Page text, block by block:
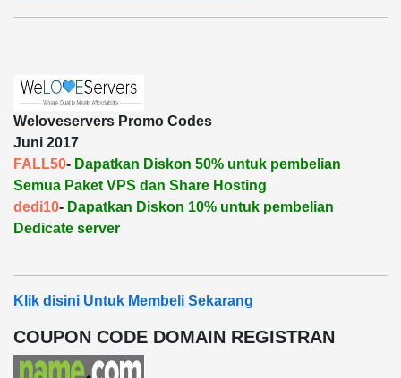
Weloveservers Promo Codes
Juni 2017
FALL50- Dapatkan Diskon 50% untuk pembelian
Semua Paket VPS dan Share Hosting
dedi10- Dapatkan Diskon 10% untuk pembelian
Dedicate server
Klik disini Untuk Membeli Sekarang
COUPON CODE DOMAIN REGISTRAN